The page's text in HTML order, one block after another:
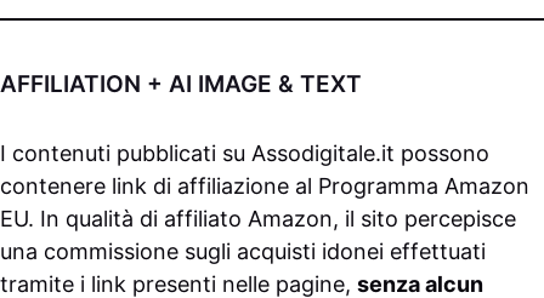
AFFILIATION + AI IMAGE & TEXT
I contenuti pubblicati su Assodigitale.it possono
contenere link di affiliazione al Programma Amazon
EU. In qualità di affiliato Amazon, il sito percepisce
una commissione sugli acquisti idonei effettuati
tramite i link presenti nelle pagine, senza alcun